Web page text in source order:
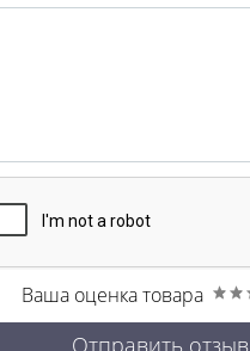
Ваша оценка товара
Отправить отзыв